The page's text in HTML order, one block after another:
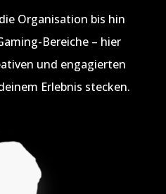
Organisation bis hin
Bereiche – hier
und engagierten
Erlebnis stecken.